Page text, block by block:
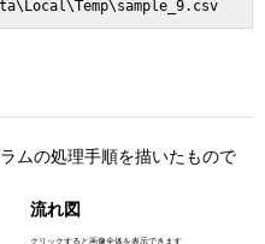
ムの処理手順を描いたもので
流れ図
クリックすると画像全体を表示できます